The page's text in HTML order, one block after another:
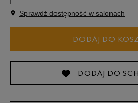
Powiadom o
M
Sprawdź dostępność w salonach
DODAJ DO
DODAJ DO